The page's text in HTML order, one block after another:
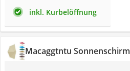
inkl. Kurbelöffnung
Macaggtntu Sonnenschirm